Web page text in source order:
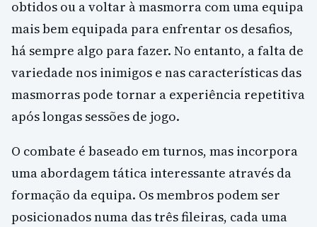
obtidos ou a voltar à masmorra com uma equipa
mais bem equipada para enfrentar os desafios,
há sempre algo para fazer. No entanto, a falta de
variedade nos inimigos e nas características das
masmorras pode tornar a experiência repetitiva
após longas sessões de jogo.
O combate é baseado em turnos, mas incorpora
uma abordagem tática interessante através da
formação da equipa. Os membros podem ser
posicionados numa das três fileiras, cada uma